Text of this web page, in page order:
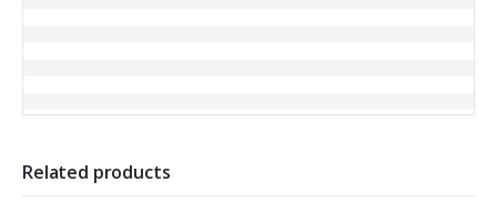
Related products